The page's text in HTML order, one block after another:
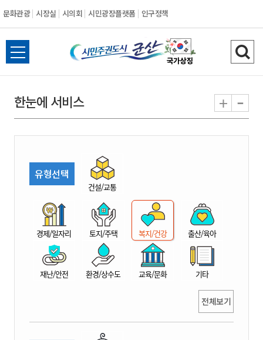
문화관광 시장실 시의회 시민광장플랫폼 인구정책
시
민
권
시
산
전
체
뉴
열
검
색
기
한눈에 서비스 + -
유형선택
건설/교통
경제/일자리 토지/주택 복지/건강 출산/육아
재난/안전 환경/상수도 교육/문화 기타
전체보기